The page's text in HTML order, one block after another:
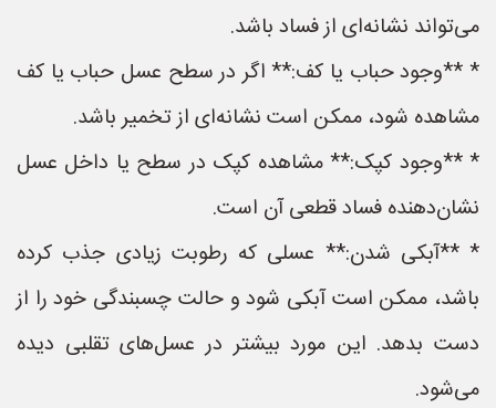
می‌تواند نشانه‌ای از فساد باشد.
* **وجود حباب یا کف:** اگر در سطح عسل حباب یا کف
مشاهده شود، ممکن است نشانه‌ای از تخمیر باشد.
* **وجود کپک:** مشاهده کپک در سطح یا داخل عسل
نشان‌دهنده فساد قطعی آن است.
* **آبکی شدن:** عسلی که رطوبت زیادی جذب کرده
باشد، ممکن است آبکی شود و حالت چسبندگی خود را از
دست بدهد. این مورد بیشتر در عسل‌های تقلبی دیده
می‌شود.